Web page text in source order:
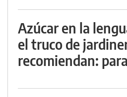
Azúcar en la
el truco de
recomiendan: